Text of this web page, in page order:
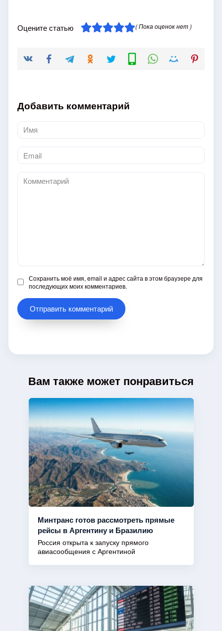
Оцените статью ( Пока оценок нет )
Добавить комментарий
Имя
*
Email
*
Комментарий
Сохранить моё имя, email и адрес сайта в этом браузере для
последующих моих комментариев.
Вам также может понравиться
Минтранс готов рассмотреть прямые
рейсы в Аргентину и Бразилию
Россия открыта к запуску прямого
авиасообщения с Аргентиной